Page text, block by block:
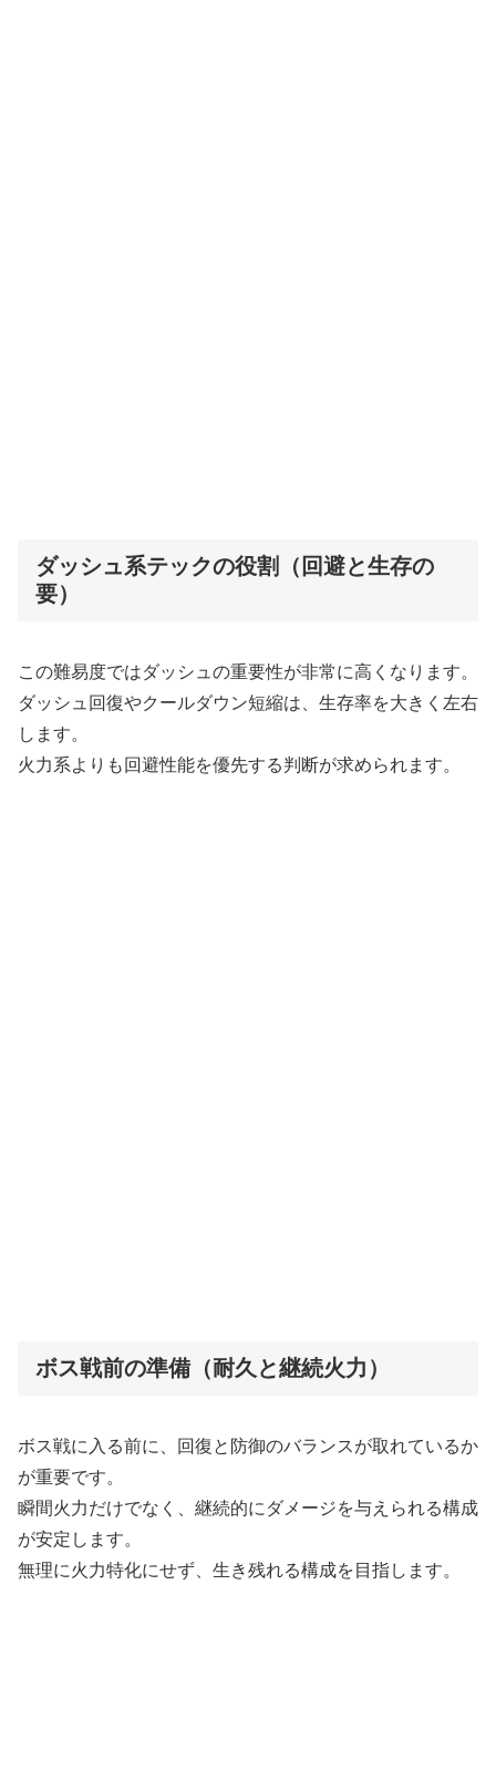
ダッシュ系テックの役割（回避と生存の
要）
この難易度ではダッシュの重要性が非常に高くなります。
ダッシュ回復やクールダウン短縮は、生存率を大きく左右
します。
火力系よりも回避性能を優先する判断が求められます。
ボス戦前の準備（耐久と継続火力）
ボス戦に入る前に、回復と防御のバランスが取れているか
が重要です。
瞬間火力だけでなく、継続的にダメージを与えられる構成
が安定します。
無理に火力特化にせず、生き残れる構成を目指します。